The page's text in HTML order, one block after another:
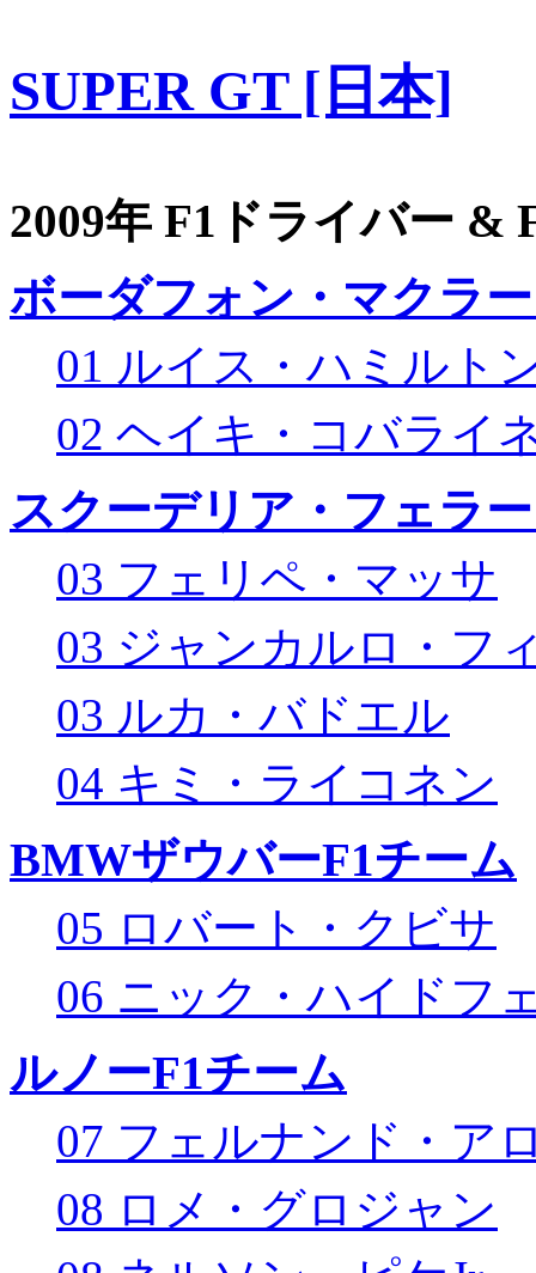
SUPER GT [日本]
2009年 F1ドライバー &
ボーダフォン・マクラ
01 ルイス・ハミルト
02 ヘイキ・コバライ
スクーデリア・フェラ
03 フェリペ・マッサ
03 ジャンカルロ・フ
03 ルカ・バドエル
04 キミ・ライコネン
BMWザウバーF1チーム
05 ロバート・クビサ
06 ニック・ハイドフ
ルノーF1チーム
07 フェルナンド・ア
08 ロメ・グロジャン